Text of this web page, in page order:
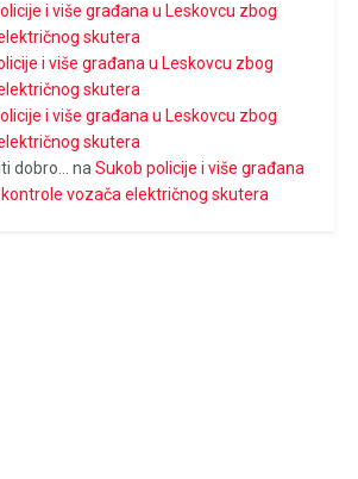
i više građana u Leskovcu zbog
skutera
i više građana u Leskovcu zbog
skutera
i više građana u Leskovcu zbog
skutera
dobro... naSukob policije i više građana
vozača električnog skutera